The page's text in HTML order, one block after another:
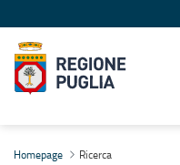
Homepage Ricerca